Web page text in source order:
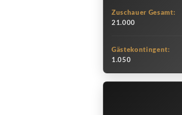
Zuschauer Gesamt:
21.000
Gästekontingent:
1.050